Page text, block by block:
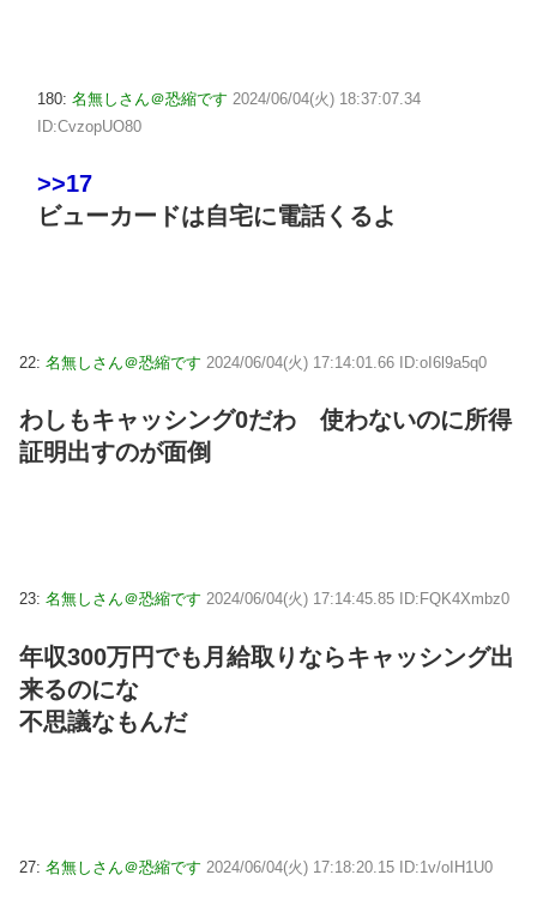
180: 名無しさん＠恐縮です 2024/06/04(火) 18:37:07.34
ID:CvzopUO80
>>17
ビューカードは自宅に電話くるよ
22: 名無しさん＠恐縮です 2024/06/04(火) 17:14:01.66 ID:oI6l9a5q0
わしもキャッシング0だわ 使わないのに所得
証明出すのが面倒
23: 名無しさん＠恐縮です 2024/06/04(火) 17:14:45.85 ID:FQK4Xmbz0
年収300万円でも月給取りならキャッシング出
来るのにな
不思議なもんだ
27: 名無しさん＠恐縮です 2024/06/04(火) 17:18:20.15 ID:1v/oIH1U0